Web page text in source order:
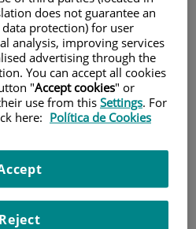
ext. 3415
José Tuñón
consultas de 15
de guardia 24
Médico
does not guarantee an
protection) for user
analysis, improving services
advertising through the
You can accept all cookies
"Accept cookies" or
use from this Settings. For
here: Política de Cookies
Reject